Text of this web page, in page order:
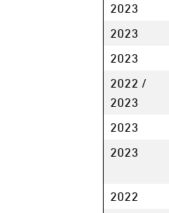
2023
2023
2023
2022 /
2023
2023
2023
2022